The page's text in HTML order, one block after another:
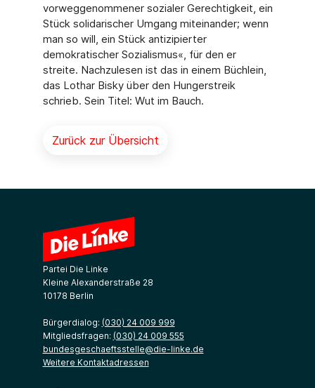
vorweggenommener sozialer Gerechtigkeit, ein
Stück solidarischer Umgang mit­einander; wenn
man so will, ein Stück antizipierter
demokratischer Sozialismus«, für den er
streite. Nachzulesen ist das in einem Büchlein,
das Lothar Bisky über den Hun­gerstreik
schrieb. Sein Titel: Wut im Bauch.
Zurück zur Übersicht
Partei Die Linke
Kleine Alexanderstraße 28
10178 Berlin
Bürgerdialog: (030) 24 009 999
Mitgliedsfragen: (030) 24 009 555
bundesgeschaeftsstelle@die-linke.de
Weitere Kontaktadressen